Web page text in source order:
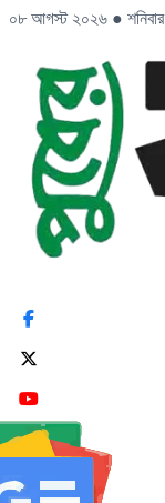
০৮ আগস্ট ২০২৬ ● শনিবার